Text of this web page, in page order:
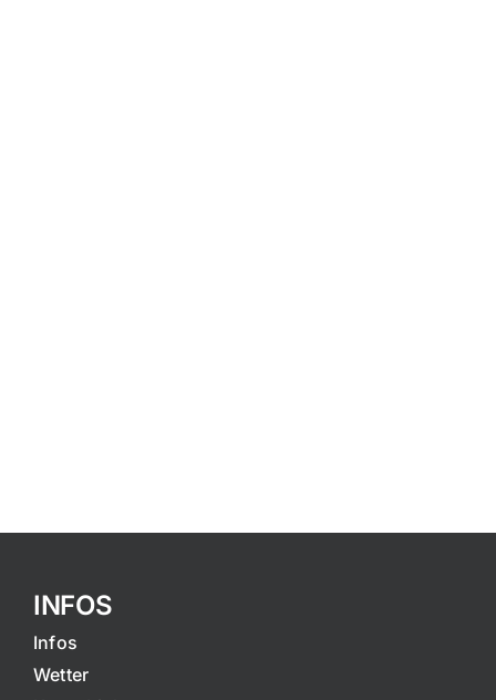
INFOS
Infos
Wetter